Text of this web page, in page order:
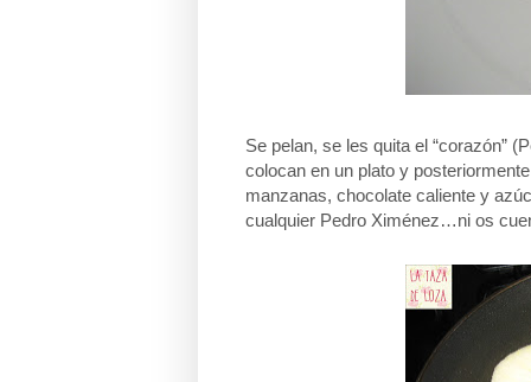
Se pelan, se les quita el “corazón”
colocan en un plato y
manzanas, chocolate caliente y
cualquier Pedro Ximénez…ni os